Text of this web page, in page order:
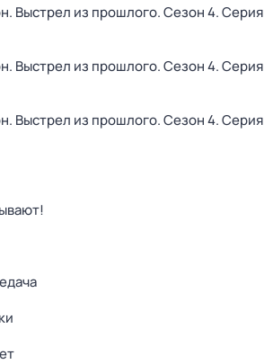
Выстрел из прошлого. Сезон 4. Серия
Выстрел из прошлого. Сезон 4. Серия
Выстрел из прошлого. Сезон 4. Серия